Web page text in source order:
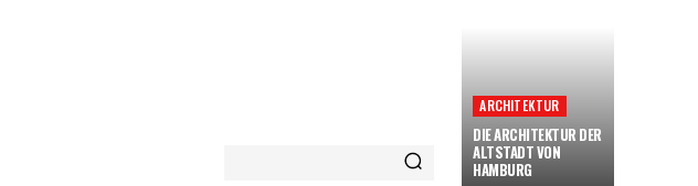
ARCHITEKTUR
DIE ARCHITEKTUR DER
ALTSTADT VON
HAMBURG